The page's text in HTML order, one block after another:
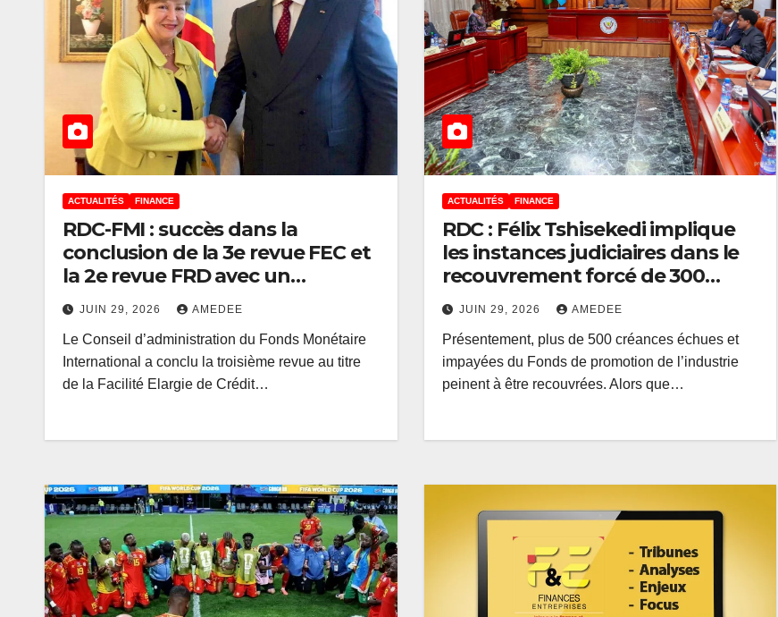
ACTUALITÉS FINANCE
RDC-FMI : succès dans la
conclusion de la 3e revue FEC et
la 2e revue FRD avec un
décaissement total de 348.5
millions USD (Communiqué)
JUIN 29, 2026 AMEDEE
Le Conseil d’administration du Fonds Monétaire
International a conclu la troisième revue au titre
de la Facilité Elargie de Crédit…
ACTUALITÉS FINANCE
RDC : Félix Tshisekedi implique
les instances judiciaires dans le
recouvrement forcé de 300
millions USD de créances du FPI
JUIN 29, 2026 AMEDEE
Présentement, plus de 500 créances échues et
impayées du Fonds de promotion de l’industrie
peinent à être recouvrées. Alors que…